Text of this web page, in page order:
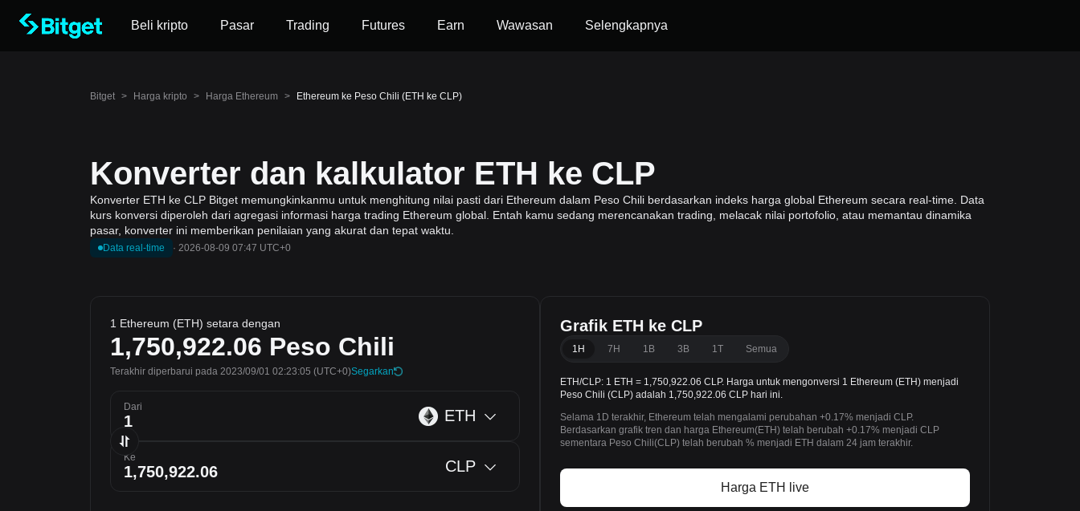
Beli kripto Pasar Trading Futures Earn Wawasan Selengkapnya
Bitget > Harga kripto > Harga Ethereum > Ethereum ke Peso Chili (ETH ke CLP)
Konverter dan kalkulator ETH ke CLP
Konverter ETH ke CLP Bitget memungkinkanmu untuk menghitung nilai pasti dari Ethereum dalam Peso Chili berdasarkan indeks harga global Ethereum secara real-time. Data
kurs konversi diperoleh dari agregasi informasi harga trading Ethereum global. Entah kamu sedang merencanakan trading, melacak nilai portofolio, atau memantau dinamika
pasar, konverter ini memberikan penilaian yang akurat dan tepat waktu.
Data real-time · 2026-08-09 07:47 UTC+0
1 Ethereum (ETH) setara dengan
1,750,922.06 Peso Chili
Terakhir diperbarui pada 2023/09/01 02:23:05 (UTC+0)Segarkan
Dari ETH
Ke CLP
Grafik ETH ke CLP
1H 7H 1B 3B 1T Semua
ETH/CLP: 1 ETH = 1,750,922.06 CLP. Harga untuk mengonversi 1 Ethereum (ETH) menjadi
Peso Chili (CLP) adalah 1,750,922.06 CLP hari ini.
Selama 1D terakhir, Ethereum telah mengalami perubahan +0.17% menjadi CLP.
Berdasarkan grafik tren dan harga Ethereum(ETH) telah berubah +0.17% menjadi CLP
sementara Peso Chili(CLP) telah berubah % menjadi ETH dalam 24 jam terakhir.
Harga ETH live